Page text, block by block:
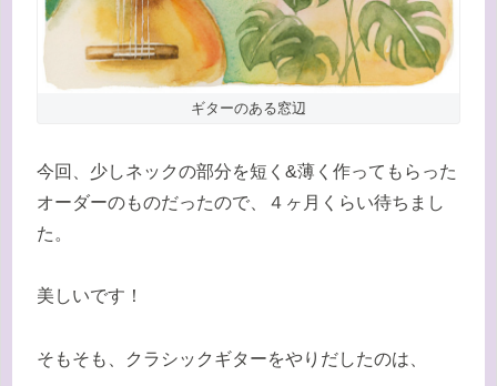
ギターのある窓辺
今回、少しネックの部分を短く&薄く作ってもらった
オーダーのものだったので、４ヶ月くらい待ちまし
た。
美しいです！
そもそも、クラシックギターをやりだしたのは、